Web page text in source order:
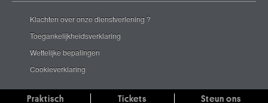
Valenciennes, Nord (Frankrijk) 1827 - Courbevoie, Hauts-de-Seine
(Frankrijk) 1875
Carpentier Evariste
Carpioni Giulio
Klachten over onze dienstverlening ?
Toegankelijkheidsverklaring
Wettelijke bepalingen
Cookieverklaring
Praktisch Tickets Steun ons